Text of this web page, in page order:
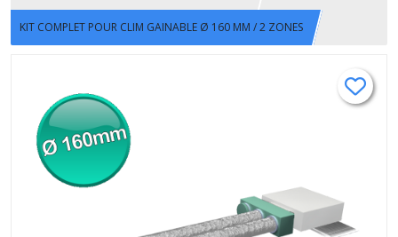
KIT COMPLET POUR CLIM GAINABLE Ø 160 MM / 2 ZONES